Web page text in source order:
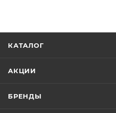
КАТАЛОГ
АКЦИИ
БРЕНДЫ